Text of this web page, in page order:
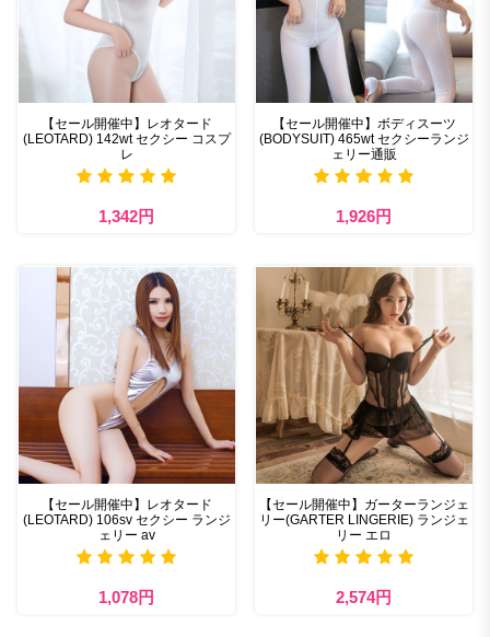
【セール開催中】レオタード
(LEOTARD) 142wt セクシー コスプ
レ
1,342円
【セール開催中】ボディスーツ
(BODYSUIT) 465wt セクシーランジ
ェリー通販
1,926円
【セール開催中】レオタード
(LEOTARD) 106sv セクシー ランジ
ェリー av
1,078円
【セール開催中】ガーターランジェ
リー(GARTER LINGERIE) ランジェ
リー エロ
2,574円